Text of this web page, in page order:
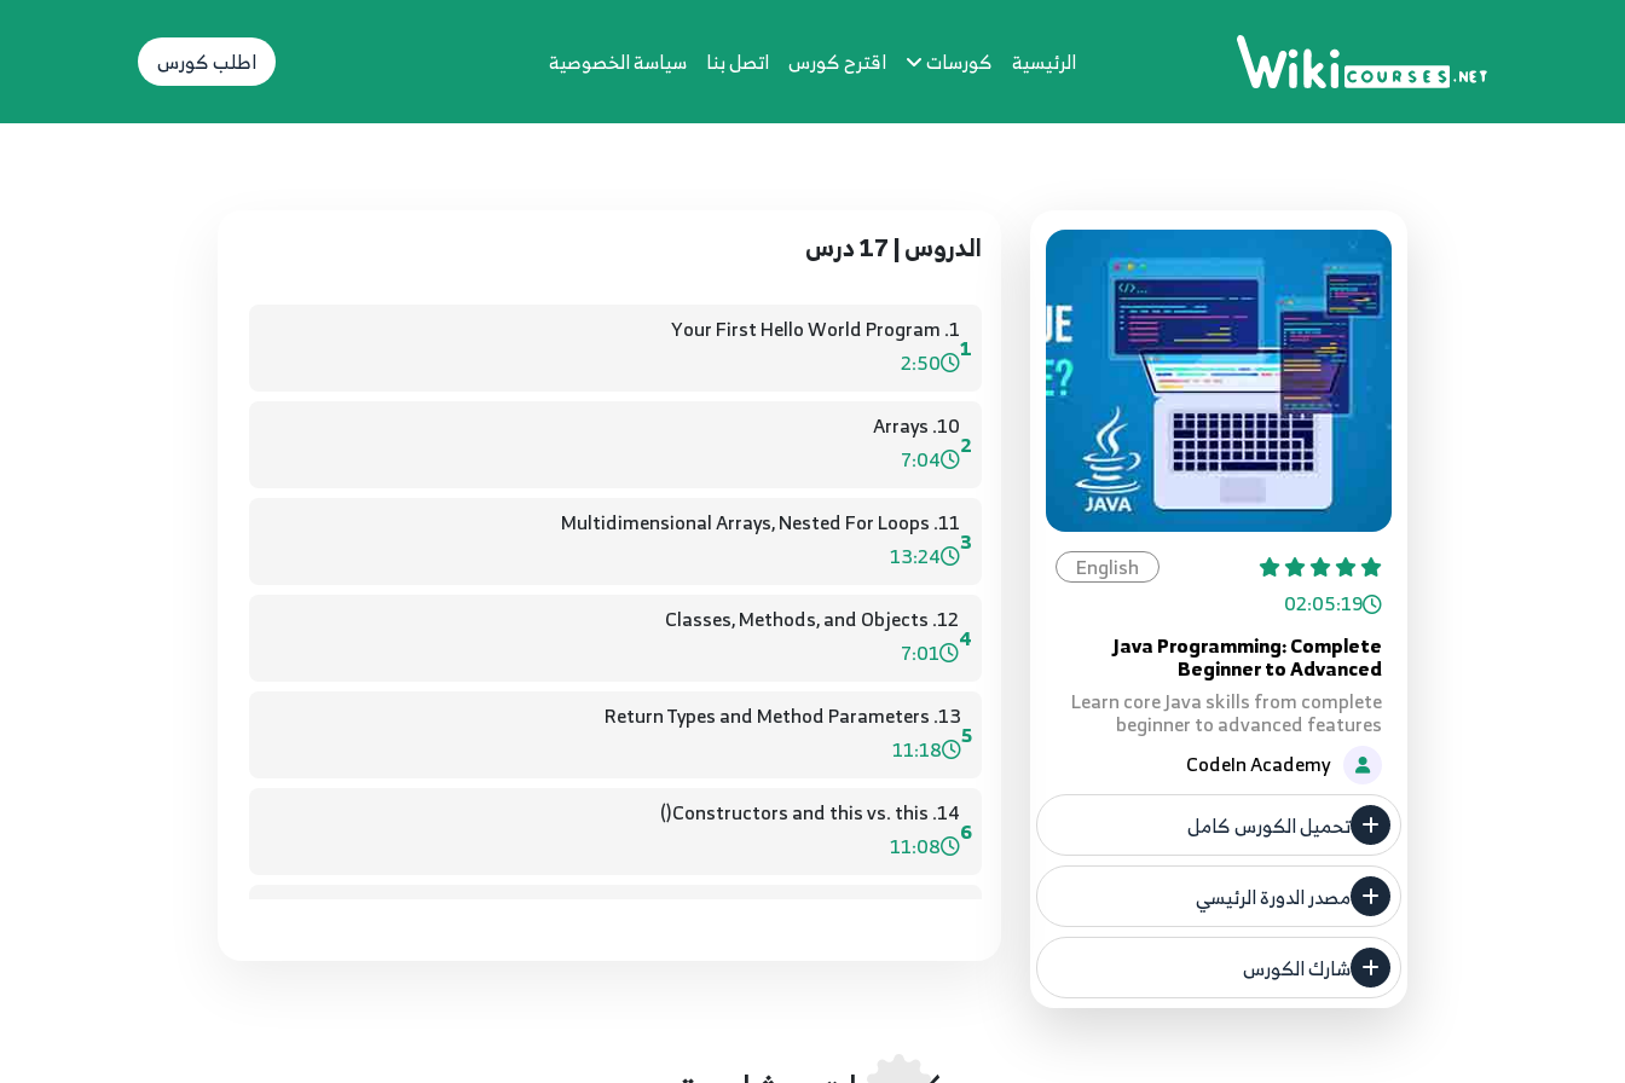
الرئيسية كورسات اقترح كورس اتصل بنا سياسة الخصوصية اطلب كورس
English
02:05:19
Java Programming: Complete
Beginner to Advanced
Learn core Java skills from complete
beginner to advanced features
CodeIn Academy
تحميل الكورس كامل
مصدر الدورة الرئيسي
فنحن لا ندعي ملكية أي دورة ولهذا نضع
المصدر الأصلي لكم
مصدر الدورة الرئيسي
شارك الكورس
الدروس | 17 درس
1
1. Your First Hello World Program
2:50
2
10. Arrays
7:04
3
11. Multidimensional Arrays, Nested For Loops
13:24
4
12. Classes, Methods, and Objects
7:01
5
13. Return Types and Method Parameters
11:18
6
14. Constructors and this vs. this()
11:08